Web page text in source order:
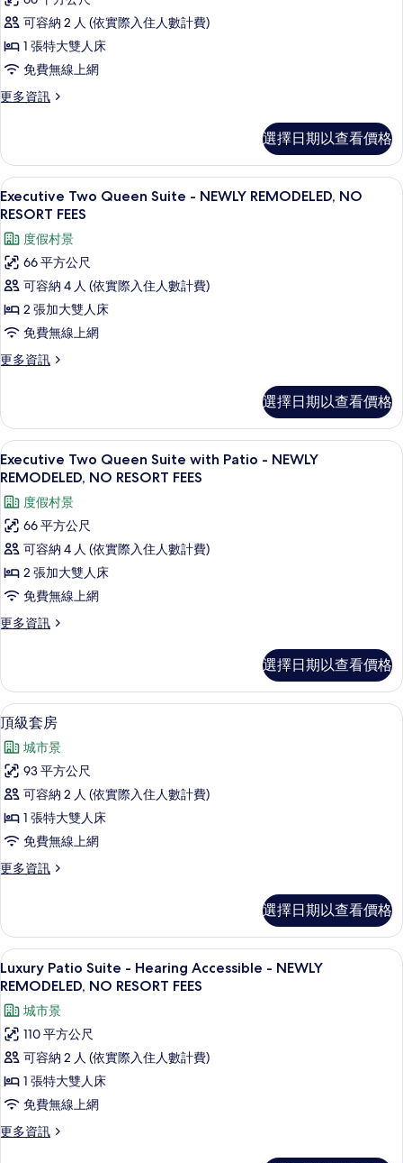
有
相
片
RESORT
FEES
的
詳
情
King
Suite
-
NEWLY
REMODELED,
FEES
的
所
有
相
片
可容納 2 人 (依實際入住人數計費)
1 張特大雙人床
免費無線上網
更多資訊
更
Suite
NEWLY
REMODELED,
RESORT
FEES
的
詳
情
選擇日期以查看價格
顯
示
Executive
Two
Queen
Suite
-
NEWLY
REMODELED,
FEES
的
所
有
相
片
Executive Two Queen Suite - NEWLY
8
Executive Two Queen Suite - NEWLY REMODELED, NO
RESORT FEES
度假村景
66 平方公尺
可容納 4 人 (依實際入住人數計費)
2 張加大雙人床
免費無線上網
更多資訊
更
Queen
Suite
-
NEWLY
NO
RESORT
FEES
的
詳
選擇日期以查看價格
顯
示
Executive
Two
Queen
Suite
with
Patio
-
NO
RESORT
FEES
的
所
有
相
片
Executive Two Queen Suite with Patio
9
Executive Two Queen Suite with Patio - NEWLY
REMODELED, NO RESORT FEES
度假村景
66 平方公尺
可容納 4 人 (依實際入住人數計費)
2 張加大雙人床
免費無線上網
更多資訊
更
Queen
Suite
with
Patio
-
NEWLY
NO
RESORT
FEES
的
詳
選擇日期以查看價格
顯
示
頂
級
套
房
的
所
相
片
10
頂級套房
城市景
93 平方公尺
可容納 2 人 (依實際入住人數計費)
1 張特大雙人床
免費無線上網
更多資訊
更
套
房
的
詳
選擇日期以查看價格
顯
示
Luxury
Patio
Suite
-
Hearing
Accessible
-
Luxury Patio Suite - Hearing
13
Luxury Patio Suite - Hearing Accessible - NEWLY
REMODELED, NO RESORT FEES
城市景
110 平方公尺
可容納 2 人 (依實際入住人數計費)
1 張特大雙人床
免費無線上網
更多資訊
更